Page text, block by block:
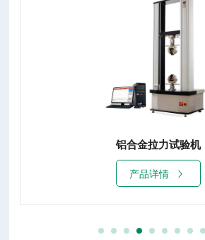
铝合金拉力试验机
产品详情